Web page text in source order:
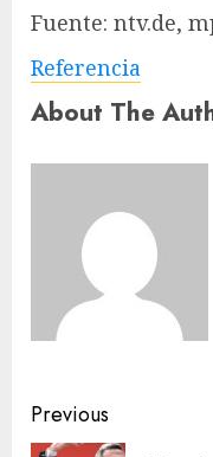
Fuente: ntv.de,
Referencia
About The
Previous